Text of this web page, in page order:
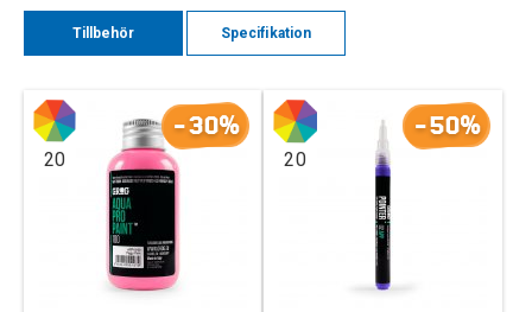
Tillbehör Specifikation
-30%
20
-50%
20